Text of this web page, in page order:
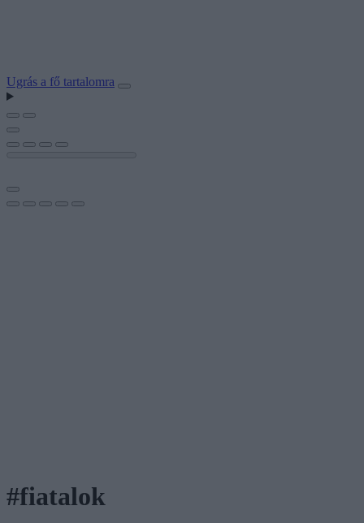
Ugrás a fő tartalomra
#fiatalok